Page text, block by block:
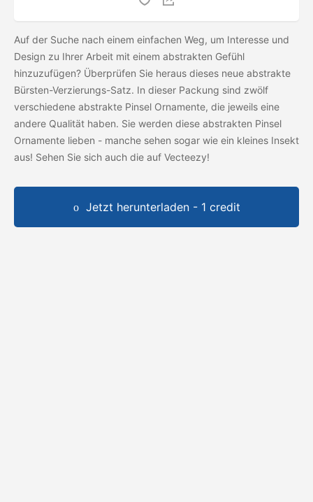
Auf der Suche nach einem einfachen Weg, um Interesse und
Design zu Ihrer Arbeit mit einem abstrakten Gefühl
hinzuzufügen? Überprüfen Sie heraus dieses neue abstrakte
Bürsten-Verzierungs-Satz. In dieser Packung sind zwölf
verschiedene abstrakte Pinsel Ornamente, die jeweils eine
andere Qualität haben. Sie werden diese abstrakten Pinsel
Ornamente lieben - manche sehen sogar wie ein kleines Insekt
aus! Sehen Sie sich auch die auf Vecteezy!
Jetzt herunterladen - 1 credit